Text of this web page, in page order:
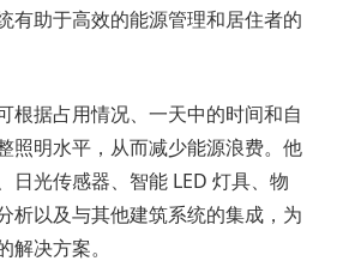
有助于高效的能源管理和居住者的
根据占用情况、一天中的时间和自
照明水平，从而减少能源浪费。他
日光传感器、智能 LED 灯具、物
析以及与其他建筑系统的集成，为
决方案。